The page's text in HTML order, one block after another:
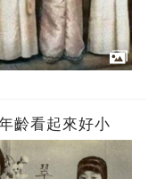
齡看起來好小